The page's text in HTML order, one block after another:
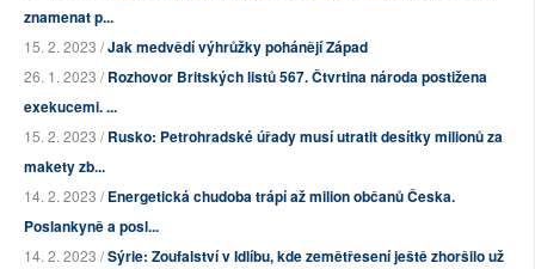
znamenat p...
15. 2. 2023 /Jak medvědí výhrůžky pohánějí Západ
26. 1. 2023 /Rozhovor Britských listů 567. Čtvrtina národa postižena
exekucemi. ...
15. 2. 2023 /Rusko: Petrohradské úřady musí utratit desítky milionů za
makety zb...
14. 2. 2023 /Energetická chudoba trápí až milion občanů Česka.
Poslankyně a posl...
14. 2. 2023 /Sýrie: Zoufalství v Idlíbu, kde zemětřesení ještě zhoršilo už